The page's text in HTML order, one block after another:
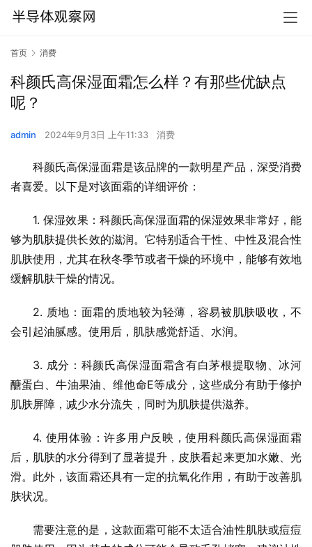
首页 消费
科颜氏高保湿面霜怎么样？有那些优缺点
呢？
admin 2024年9月3日 上午11:33 消费
科颜氏高保湿面霜是该品牌的一款明星产品，深受消费
者喜爱。以下是对该面霜的详细评价：
1. 保湿效果：科颜氏高保湿面霜的保湿效果非常好，能
够为肌肤提供长效的滋润。它特别适合干性、中性及混合性
肌肤使用，尤其在秋冬季节或者干燥的环境中，能够有效地
缓解肌肤干燥的情况。
2. 质地：面霜的质地较为轻薄，容易被肌肤吸收，不
会引起油腻感。使用后，肌肤感觉舒适、水润。
3. 成分：科颜氏高保湿面霜含有白茅根提取物、冰河
醣蛋白、牛油果油、维他命E等成分，这些成分有助于修护
肌肤屏障，减少水分流失，同时为肌肤提供滋养。
4. 使用体验：许多用户反映，使用科颜氏高保湿面霜
后，肌肤的水分得到了显著提升，皮肤看起来更加水嫩、光
滑。此外，该面霜还具有一定的抗氧化作用，有助于改善肌
肤状况。
需要注意的是，这款面霜可能不太适合油性肌肤或痘痘